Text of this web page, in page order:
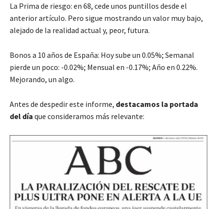
La Prima de riesgo: en 68, cede unos puntillos desde el
anterior artículo. Pero sigue mostrando un valor muy bajo,
alejado de la realidad actual y, peor, futura.
Bonos a 10 años de España: Hoy sube un 0.05%; Semanal
pierde un poco: -0.02%; Mensual en -0.17%; Año en 0.22%.
Mejorando, un algo.
Antes de despedir este informe, destacamos la portada
del día que consideramos más relevante: